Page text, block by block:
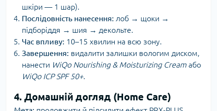
шкіри — 1 шар).
Послідовність нанесення: лоб → щоки →
підборіддя → шия → декольте.
Час впливу: 10–15 хвилин на всю зону.
Завершення: видалити залишки вологим диском,
нанести WiQo Nourishing & Moisturizing Cream або
WiQo ICP SPF 50+.
4. Домашній догляд (Home Care)